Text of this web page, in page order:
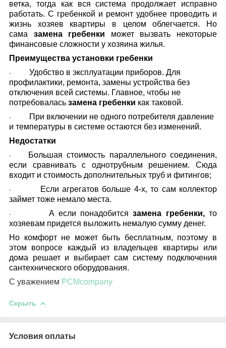
ветка, тогда как вся система продолжает исправно
работать. С гребенкой и ремонт удобнее проводить и
жизнь хозяев квартиры в целом облегчается. Но
сама замена гребенки может вызвать некоторые
финансовые сложности у хозяина жилья.
Преимущества установки гребенки
·
Удобство в эксплуатации приборов. Для
профилактики, ремонта, замены устройства без
отключения всей системы. Главное, чтобы не
потребовалась замена гребенки как таковой.
·
При включении не одного потребителя давление
и температуры в системе остаются без изменений.
Недостатки
·
Большая стоимость параллельного соединения,
если сравнивать с однотрубным решением. Сюда
входит и стоимость дополнительных труб и фитингов;
·
Если агрегатов больше 4-х, то сам коллектор
займет тоже немало места.
· А если понадобитсязамена гребенки,то
хозяевам придется выложить немалую сумму денег.
Но комфорт не может быть бесплатным, поэтому в
этом вопросе каждый из владельцев квартиры или
дома решает и выбирает сам систему подключения
сантехнического оборудования.
С уважением PCMcompany
Скрыть
Условия оплаты